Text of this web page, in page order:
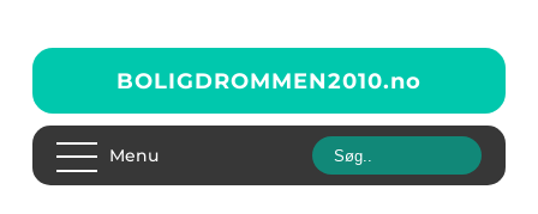
BOLIGDROMMEN2010.no
Menu